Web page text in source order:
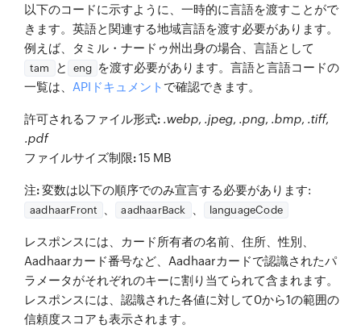
以下のコードに示すように、一時的に言語を渡すことがで
きます。英語と関連する地域言語を渡す必要があります。
例えば、タミル・ナードゥ州出身の場合、言語として
tam と eng を渡す必要があります。言語と言語コードの
一覧は、 APIドキュメント で確認できます。
許可されるファイル形式: .webp, .jpeg, .png, .bmp, .tiff,
.pdf
ファイルサイズ制限:15 MB
注:変数は以下の順序でのみ宣言する必要があります:
aadhaarFront aadhaarBack languageCode
レスポンスには、カード所有者の名前、住所、性別、
Aadhaarカード番号など、Aadhaarカードで認識されたパ
ラメータがそれぞれのキーに割り当てられて含まれます。
レスポンスには、認識された各値に対して0から1の範囲の
信頼度スコアも表示されます。